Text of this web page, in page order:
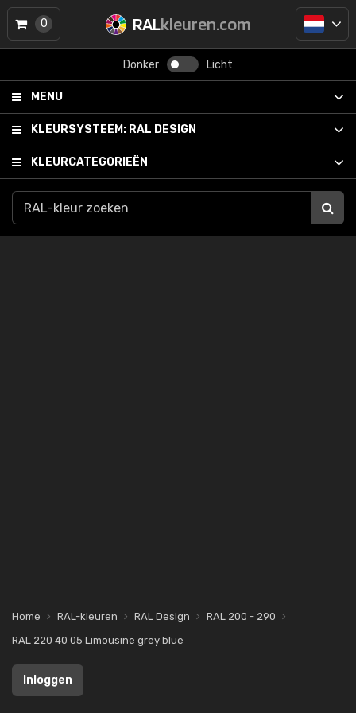
RALkleuren.com
Donker Licht
MENU
KLEURSYSTEEM: RAL DESIGN
KLEURCATEGORIEËN
0
Home RAL-kleuren RAL Design
RAL 200 - 290
RAL 220 40 05 Limousine grey blue
Inloggen